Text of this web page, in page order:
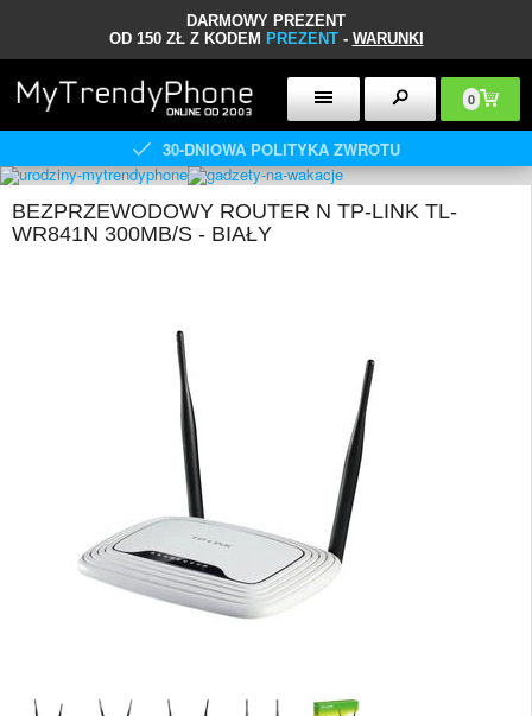
DARMOWY PREZENT
OD 150 ZŁ Z KODEM PREZENT- WARUNKI
0
30-DNIOWA POLITYKA ZWROTU
BEZPRZEWODOWY ROUTER N TP-LINK TL-
WR841N 300MB/S - BIAŁY